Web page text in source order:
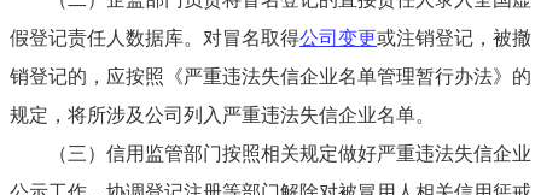
假登记责任人数据库。对冒名取得公司变更或注销登记，被撤
销登记的，应按照《严重违法失信企业名单管理暂行办法》的
规定，将所涉及公司列入严重违法失信企业名单。
（三） 信用监管部门按照相关规定做好严重违法失信企业